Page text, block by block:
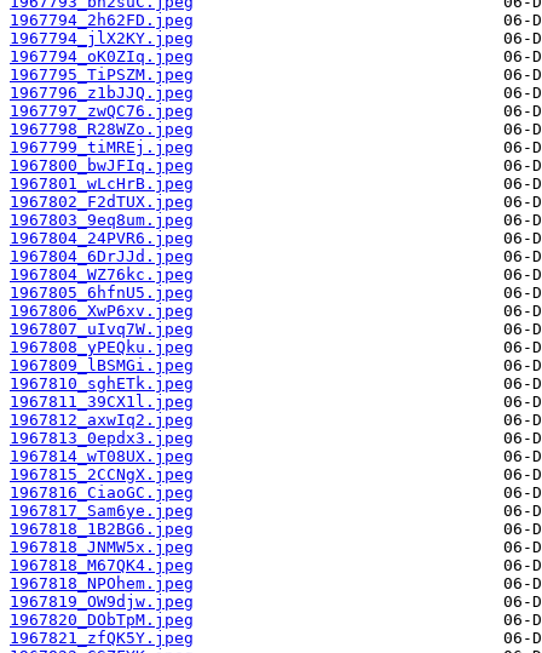
1967794_2h62FD.jpeg
1967794_jlX2KY.jpeg
1967794_oK0ZIq.jpeg
1967795_TiPSZM.jpeg
1967796_z1bJJQ.jpeg
1967797_zwQC76.jpeg
1967798_R28WZo.jpeg
1967799_tiMREj.jpeg
1967800_bwJFIq.jpeg
1967801_wLcHrB.jpeg
1967802_F2dTUX.jpeg
1967803_9eq8um.jpeg
1967804_24PVR6.jpeg
1967804_6DrJJd.jpeg
1967804_WZ76kc.jpeg
1967805_6hfnU5.jpeg
1967806_XwP6xv.jpeg
1967807_uIvq7W.jpeg
1967808_yPEQku.jpeg
1967809_lBSMGi.jpeg
1967810_sghETk.jpeg
1967811_39CX1l.jpeg
1967812_axwIq2.jpeg
1967813_0epdx3.jpeg
1967814_wT08UX.jpeg
1967815_2CCNgX.jpeg
1967816_CiaoGC.jpeg
1967817_Sam6ye.jpeg
1967818_1B2BG6.jpeg
1967818_JNMW5x.jpeg
1967818_M67QK4.jpeg
1967818_NPOhem.jpeg
1967819_OW9djw.jpeg
1967820_DObTpM.jpeg
1967821_zfQK5Y.jpeg